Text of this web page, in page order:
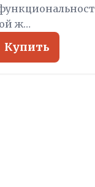
ж…
Купить